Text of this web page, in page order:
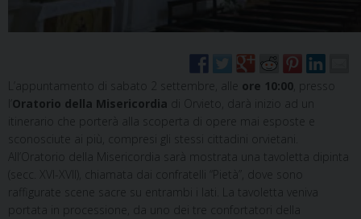
L’appuntamento di sabato 2 settembre, alle ore 10:00 , presso
Oratorio della Misericordia di Orvieto, darà inizio ad un
itinerario che porterà alla scoperta di opere mai esposte e
sconosciute ai più, compresi gli stessi cittadini orvietani.
All’Oratorio della Misericordia sarà mostrata una tavoletta dipinta
(secc. XVI-XVII), chiamata dai confratelli “Pietà”, dove sono
raffigurate scene sacre su entrambi i lati. La tavoletta veniva
portata in processione, da uno dei tre confortatori della